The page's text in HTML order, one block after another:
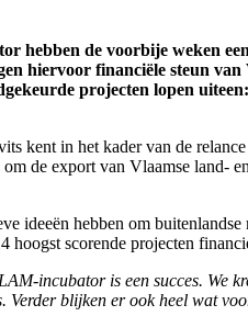
hebben de voorbije weken
hiervoor financiële steun
projecten lopen
kent in het kader van de
de export van Vlaamse land-
hebben om
hoogst scorende projecten
incubator is een succes. We
Verder blijken er ook heel wat